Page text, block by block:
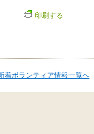
印刷する
着ボランティア情報一覧へ